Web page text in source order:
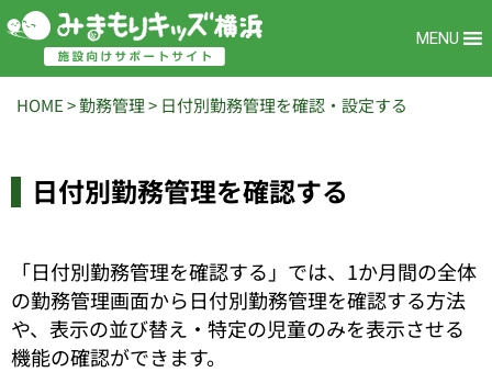
MENU
HOME>勤務管理> 日付別勤務管理を確認・設定する
日付別勤務管理を確認する
「日付別勤務管理を確認する」では、1か月間の全体
の勤務管理画面から日付別勤務管理を確認する方法
や、表示の並び替え・特定の児童のみを表示させる
機能の確認ができます。